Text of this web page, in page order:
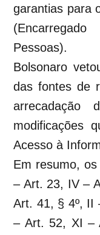
garantias para
Pessoas).
Bolsonaro
das fontes de
arrecadação
modificações
Acesso à
Em resumo,
– Art. 23, IV –
Art. 41, § 4º, II
– Art. 52, XI –